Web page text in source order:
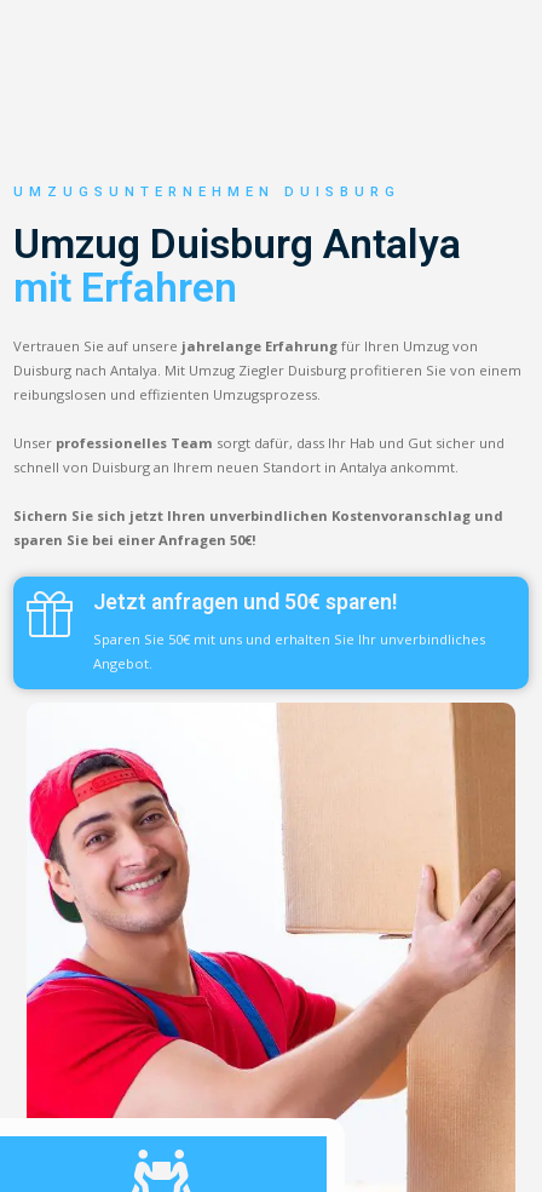
UMZUGSUNTERNEHMEN DUISBURG
Umzug Duisburg Antalya
mit Erfahren
Vertrauen Sie auf unsere jahrelange Erfahrung für Ihren Umzug von
Duisburg nach Antalya. Mit Umzug Ziegler Duisburg profitieren Sie von einem
reibungslosen und effizienten Umzugsprozess.
Unser professionelles Team sorgt dafür, dass Ihr Hab und Gut sicher und
schnell von Duisburg an Ihrem neuen Standort in Antalya ankommt.
Sichern Sie sich jetzt Ihren unverbindlichen Kostenvoranschlag und
sparen Sie bei einer Anfragen 50€!
Jetzt anfragen und 50€ sparen!
Sparen Sie 50€ mit uns und erhalten Sie Ihr unverbindliches
Angebot.